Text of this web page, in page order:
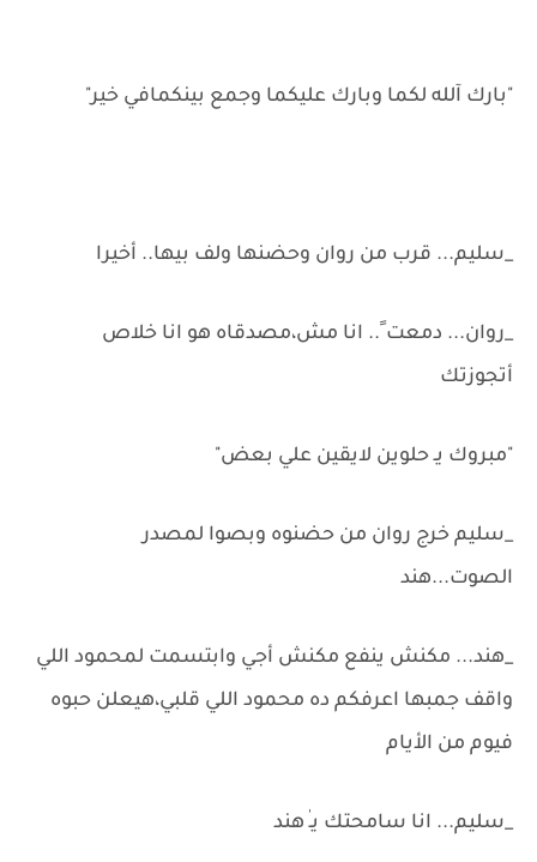
"بارك آلله لكما وبارك عليكما وجمع بينكمافي خير"
_سليم... قرب من روان وحضنها ولف بيها.. أخيرا
_روان... دمعت ً.. انا مش،مصدقاه هو انا خلاص
أتجوزتك
"مبروك يـ حلوين لايقين علي بعض"
_سليم خرج روان من حضنوه وبصوا لمصدر
الصوت...هند
_هند... مكنش ينفع مكنش أجي وابتسمت لمحمود اللي
واقف جمبها اعرفكم ده محمود اللي قلبي،هيعلن حبوه
فيوم من الأيام
_سليم... انا سامحتك يـٰ هند